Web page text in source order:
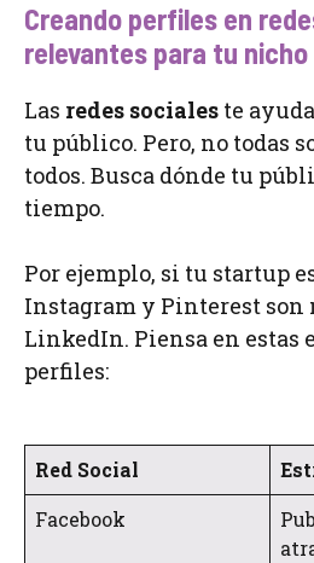
Creando perfiles en
relevantes para tu nicho
Las redes sociales te
tu público. Pero, no todas
todos. Busca dónde tu
tiempo.
Por ejemplo, si tu startup
Instagram y Pinterest son
LinkedIn. Piensa en estas
perfiles:
Red Social
Facebook